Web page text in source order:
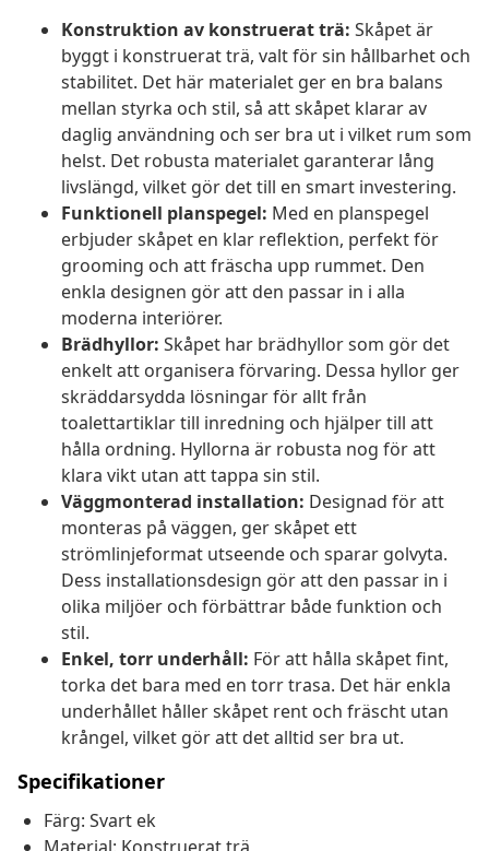
Konstruktion av konstruerat trä: Skåpet är
byggt i konstruerat trä, valt för sin hållbarhet och
stabilitet. Det här materialet ger en bra balans
mellan styrka och stil, så att skåpet klarar av
daglig användning och ser bra ut i vilket rum som
helst. Det robusta materialet garanterar lång
livslängd, vilket gör det till en smart investering.
Funktionell planspegel: Med en planspegel
erbjuder skåpet en klar reflektion, perfekt för
grooming och att fräscha upp rummet. Den
enkla designen gör att den passar in i alla
moderna interiörer.
Brädhyllor: Skåpet har brädhyllor som gör det
enkelt att organisera förvaring. Dessa hyllor ger
skräddarsydda lösningar för allt från
toalettartiklar till inredning och hjälper till att
hålla ordning. Hyllorna är robusta nog för att
klara vikt utan att tappa sin stil.
Väggmonterad installation: Designad för att
monteras på väggen, ger skåpet ett
strömlinjeformat utseende och sparar golvyta.
Dess installationsdesign gör att den passar in i
olika miljöer och förbättrar både funktion och
stil.
Enkel, torr underhåll: För att hålla skåpet fint,
torka det bara med en torr trasa. Det här enkla
underhållet håller skåpet rent och fräscht utan
krångel, vilket gör att det alltid ser bra ut.
Specifikationer
Färg: Svart ek